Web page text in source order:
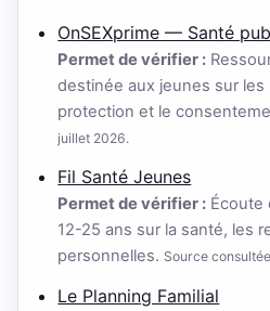
OnSEXprime — Santé
Permet de vérifier :
destinée aux jeunes sur les
protection et le
juillet 2026.
Fil Santé Jeunes
Permet de vérifier : Écoute
12-25 ans sur la santé, les
personnelles. Source
Le Planning Familial